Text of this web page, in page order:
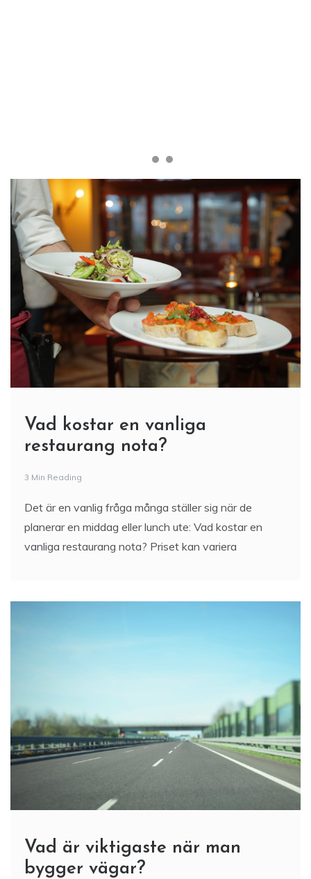
Vad kostar en vanliga
restaurang nota?
3 Min Reading
Det är en vanlig fråga många ställer sig när de
planerar en middag eller lunch ute: Vad kostar en
vanliga restaurang nota? Priset kan variera
Vad är viktigaste när man
bygger vägar?